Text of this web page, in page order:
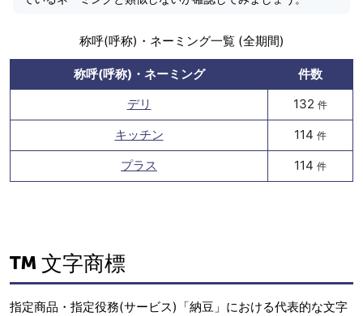
称呼(呼称)・ネーミング一覧 (全期間)
称呼(呼称)・ネーミング
件数
デリ
132 件
キッチン 114 件
プラス 114 件
文字商標
指定商品・指定役務(サービス)「納豆」における代表的な文字